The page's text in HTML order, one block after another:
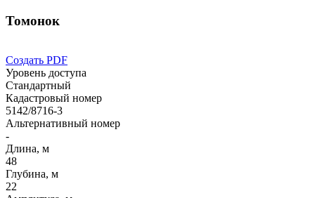
Томонок
Создать PDF
Уровень доступа
Стандартный
Кадастровый номер
5142/8716-3
Альтернативный номер
-
Длина, м
48
Глубина, м
22